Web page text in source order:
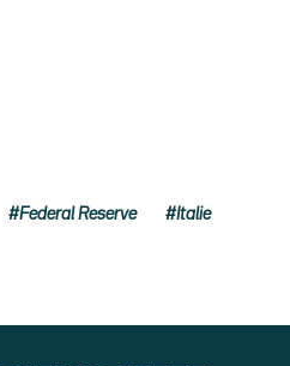
Federal Reserve Italie